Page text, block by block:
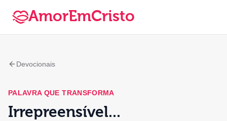
AmorEmCristo
Devocionais
PALAVRA QUE TRANSFORMA
Irrepreensível...